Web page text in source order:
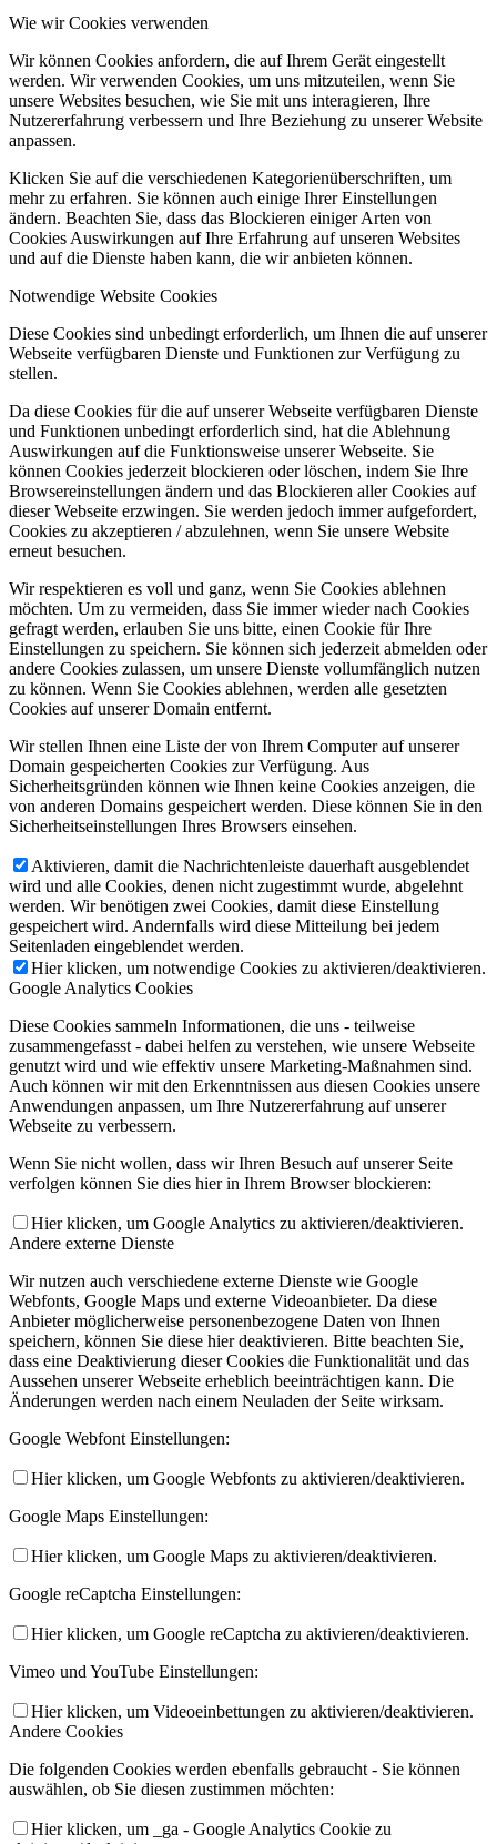
Wie wir Cookies verwenden
Wir können Cookies anfordern, die auf Ihrem Gerät eingestellt
werden. Wir verwenden Cookies, um uns mitzuteilen, wenn Sie
unsere Websites besuchen, wie Sie mit uns interagieren, Ihre
Nutzererfahrung verbessern und Ihre Beziehung zu unserer Website
anpassen.
Klicken Sie auf die verschiedenen Kategorienüberschriften, um
mehr zu erfahren. Sie können auch einige Ihrer Einstellungen
ändern. Beachten Sie, dass das Blockieren einiger Arten von
Cookies Auswirkungen auf Ihre Erfahrung auf unseren Websites
und auf die Dienste haben kann, die wir anbieten können.
Notwendige Website Cookies
Diese Cookies sind unbedingt erforderlich, um Ihnen die auf unserer
Webseite verfügbaren Dienste und Funktionen zur Verfügung zu
stellen.
Da diese Cookies für die auf unserer Webseite verfügbaren Dienste
und Funktionen unbedingt erforderlich sind, hat die Ablehnung
Auswirkungen auf die Funktionsweise unserer Webseite. Sie
können Cookies jederzeit blockieren oder löschen, indem Sie Ihre
Browsereinstellungen ändern und das Blockieren aller Cookies auf
dieser Webseite erzwingen. Sie werden jedoch immer aufgefordert,
Cookies zu akzeptieren / abzulehnen, wenn Sie unsere Website
erneut besuchen.
Wir respektieren es voll und ganz, wenn Sie Cookies ablehnen
möchten. Um zu vermeiden, dass Sie immer wieder nach Cookies
gefragt werden, erlauben Sie uns bitte, einen Cookie für Ihre
Einstellungen zu speichern. Sie können sich jederzeit abmelden oder
andere Cookies zulassen, um unsere Dienste vollumfänglich nutzen
zu können. Wenn Sie Cookies ablehnen, werden alle gesetzten
Cookies auf unserer Domain entfernt.
Wir stellen Ihnen eine Liste der von Ihrem Computer auf unserer
Domain gespeicherten Cookies zur Verfügung. Aus
Sicherheitsgründen können wie Ihnen keine Cookies anzeigen, die
von anderen Domains gespeichert werden. Diese können Sie in den
Sicherheitseinstellungen Ihres Browsers einsehen.
Aktivieren, damit die Nachrichtenleiste dauerhaft ausgeblendet
wird und alle Cookies, denen nicht zugestimmt wurde, abgelehnt
werden. Wir benötigen zwei Cookies, damit diese Einstellung
gespeichert wird. Andernfalls wird diese Mitteilung bei jedem
Seitenladen eingeblendet werden.
Hier klicken, um notwendige Cookies zu aktivieren/deaktivieren.
Google Analytics Cookies
Diese Cookies sammeln Informationen, die uns - teilweise
zusammengefasst - dabei helfen zu verstehen, wie unsere Webseite
genutzt wird und wie effektiv unsere Marketing-Maßnahmen sind.
Auch können wir mit den Erkenntnissen aus diesen Cookies unsere
Anwendungen anpassen, um Ihre Nutzererfahrung auf unserer
Webseite zu verbessern.
Wenn Sie nicht wollen, dass wir Ihren Besuch auf unserer Seite
verfolgen können Sie dies hier in Ihrem Browser blockieren:
Hier klicken, um Google Analytics zu aktivieren/deaktivieren.
Andere externe Dienste
Wir nutzen auch verschiedene externe Dienste wie Google
Webfonts, Google Maps und externe Videoanbieter. Da diese
Anbieter möglicherweise personenbezogene Daten von Ihnen
speichern, können Sie diese hier deaktivieren. Bitte beachten Sie,
dass eine Deaktivierung dieser Cookies die Funktionalität und das
Aussehen unserer Webseite erheblich beeinträchtigen kann. Die
Änderungen werden nach einem Neuladen der Seite wirksam.
Google Webfont Einstellungen:
Hier klicken, um Google Webfonts zu aktivieren/deaktivieren.
Google Maps Einstellungen:
Hier klicken, um Google Maps zu aktivieren/deaktivieren.
Google reCaptcha Einstellungen:
Hier klicken, um Google reCaptcha zu aktivieren/deaktivieren.
Vimeo und YouTube Einstellungen:
Hier klicken, um Videoeinbettungen zu aktivieren/deaktivieren.
Andere Cookies
Die folgenden Cookies werden ebenfalls gebraucht - Sie können
auswählen, ob Sie diesen zustimmen möchten:
Hier klicken, um _ga - Google Analytics Cookie zu